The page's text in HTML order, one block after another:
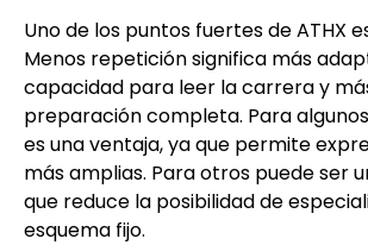
Uno de los puntos fuertes de ATHX
Menos repetición significa más
capacidad para leer la carrera y
preparación completa. Para
es una ventaja, ya que permite
más amplias. Para otros puede ser
que reduce la posibilidad de
esquema fijo.